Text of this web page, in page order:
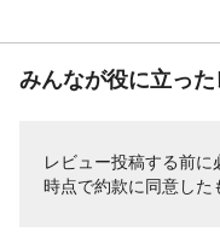
みんなが役に立っ
レビュー投稿する前に
時点で約款に同意した